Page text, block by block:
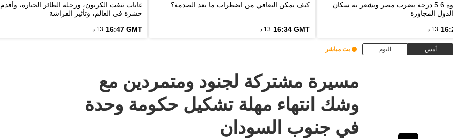
زلزال بقوة 5.6 درجة يضرب مصر ويشعر به سكان
من الدول المجاورة
16:20 13 د
كيف يمكن التعافي من اضطراب ما بعد الصدمة؟
16:34 GMT 13 د
غابات تنفث الكربون، ورحلة الطائر الجبارة، وأقدم
حشرة في العالم، وتأثير الفراشة
16:47 GMT 13 د
أمس اليوم بث مباشر
مسيرة مشتركة لجنود ومتمردين مع
وشك انتهاء مهلة تشكيل حكومة وحدة
في جنوب السودان